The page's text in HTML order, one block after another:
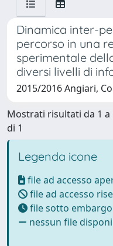
Dinamica inter-
percorso in una
sperimentale
diversi livelli di
2015/2016 Angiari,
Mostrati risultati da 1 a
di 1
Legenda icone
file ad accesso
file ad accesso
file sotto embargo
nessun file